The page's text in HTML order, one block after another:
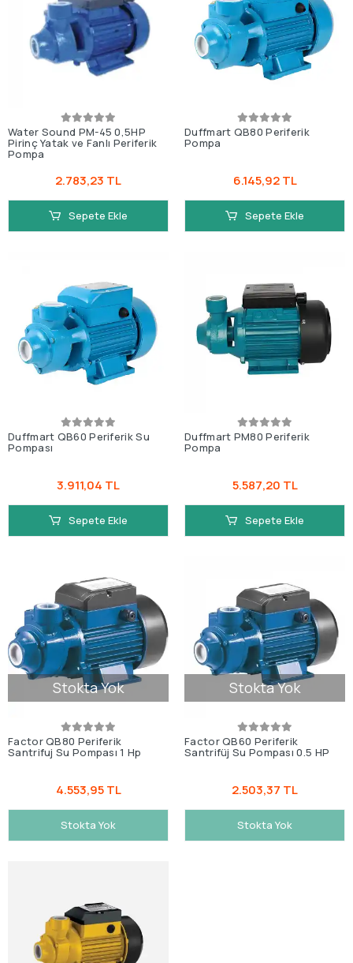
Water Sound PM-45 0,5HP
Pirinç Yatak ve Fanlı Periferik
Pompa
2.783,23 TL
Sepete Ekle
Duffmart QB80 Periferik
Pompa
6.145,92 TL
Sepete Ekle
Duffmart QB60 Periferik Su
Pompası
3.911,04 TL
Sepete Ekle
Duffmart PM80 Periferik
Pompa
5.587,20 TL
Sepete Ekle
Stokta Yok
Factor QB80 Periferik
Santrifuj Su Pompası 1 Hp
4.553,95 TL
Stokta Yok
Stokta Yok
Factor QB60 Periferik
Santrifüj Su Pompası 0.5 HP
2.503,37 TL
Stokta Yok